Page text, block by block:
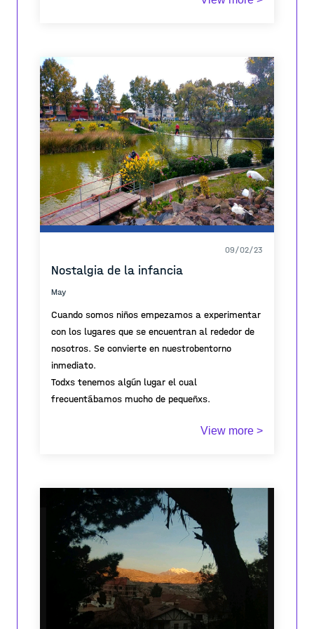
09/02/23
Nostalgia de la infancia
May
Cuando somos niños empezamos a experimentar
con los lugares que se encuentran al rededor de
nosotros. Se convierte en nuestrobentorno
inmediato.
Todxs tenemos algún lugar el cual
frecuentábamos mucho de pequeñxs.
View more >